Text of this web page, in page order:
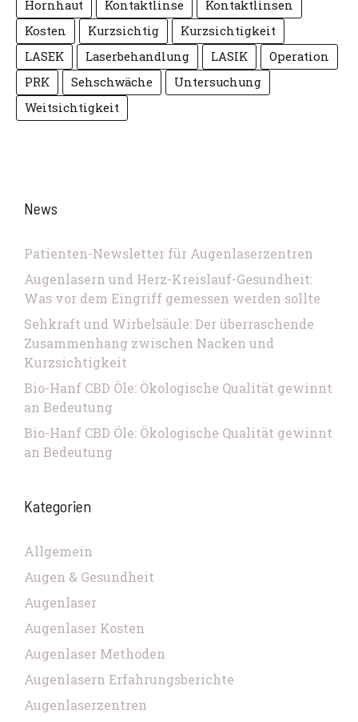
Hornhaut
Kontaktlinse
Kontaktlinsen
Kosten
Kurzsichtig
Kurzsichtigkeit
LASEK
Laserbehandlung LASIK
Operation
PRK
Sehschwäche
Untersuchung
Weitsichtigkeit
News
Patienten-Newsletter für Augenlaserzentren
Augenlasern und Herz-Kreislauf-Gesundheit:
Was vor dem Eingriff gemessen werden sollte
Sehkraft und Wirbelsäule: Der überraschende
Zusammenhang zwischen Nacken und
Kurzsichtigkeit
Bio-Hanf CBD Öle: Ökologische Qualität gewinnt
an Bedeutung
Bio-Hanf CBD Öle: Ökologische Qualität gewinnt
an Bedeutung
Kategorien
Allgemein
Augen & Gesundheit
Augenlaser
Augenlaser Kosten
Augenlaser Methoden
Augenlasern Erfahrungsberichte
Augenlaserzentren